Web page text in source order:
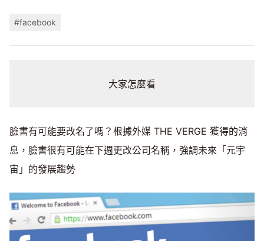
#facebook
大家怎麼看
臉書有可能要改名了嗎？根據外媒 THE VERGE 獲得的消
息，臉書很有可能在下週更改公司名稱，強調未來「元宇
宙」的發展趨勢